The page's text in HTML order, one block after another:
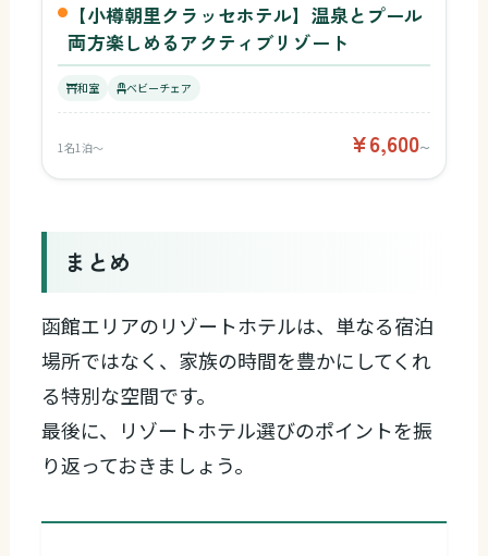
【小樽朝里クラッセホテル】温泉とプール
両方楽しめるアクティブリゾート
和室 ベビーチェア
1名1泊〜 ¥6,600〜
まとめ
函館エリアのリゾートホテルは、単なる宿泊
場所ではなく、家族の時間を豊かにしてくれ
る特別な空間です。
最後に、リゾートホテル選びのポイントを振
り返っておきましょう。